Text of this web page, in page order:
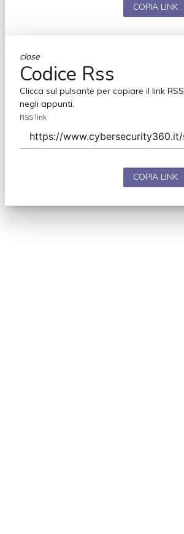
COPIA LINK
close
Codice Rss
Clicca sul pulsante per copiare il link RSS
negli appunti.
RSS link
COPIA LINK